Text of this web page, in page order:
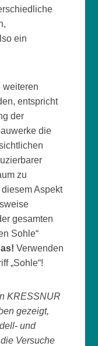
ein
weiteren
entspricht
der
die
zu
Aspekt
gesamten
Sohle“
Verwenden
„Sohle“!
KRESSNUR
gezeigt,
und
Versuche